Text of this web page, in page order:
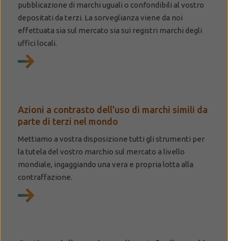
pubblicazione di marchi uguali o confondibili al vostro
depositati da terzi. La sorveglianza viene da noi
effettuata sia sul mercato sia sui registri marchi degli
uffici locali.
Azioni a contrasto dell’uso di marchi simili da
parte di terzi nel mondo
Mettiamo a vostra disposizione tutti gli strumenti per
la tutela del vostro marchio sul mercato a livello
mondiale, ingaggiando una vera e propria lotta alla
contraffazione.